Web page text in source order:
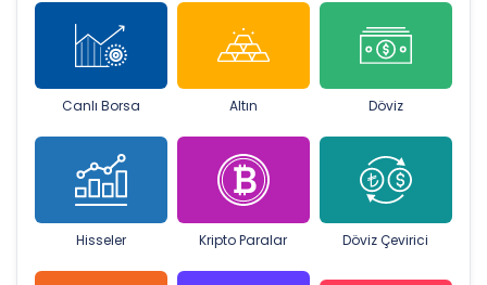
Canlı Borsa Altın Döviz
Hisseler Kripto Paralar Döviz Çevirici